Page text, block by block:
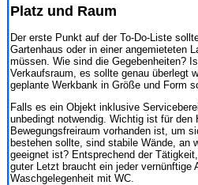
Platz und Raum
Der erste Punkt auf der To-Do-Liste
Gartenhaus oder in einer angemieteten
müssen. Wie sind die Gegebenheiten?
Verkaufsraum, es sollte genau überlegt
geplante Werkbank in Größe und Form
Falls es ein Objekt inklusive
unbedingt notwendig. Wichtig ist für den
Bewegungsfreiraum vorhanden ist, um
bestehen sollte, sind stabile Wände, an
geeignet ist? Entsprechend der
guter Letzt braucht ein jeder vernünftige
Waschgelegenheit mit WC.